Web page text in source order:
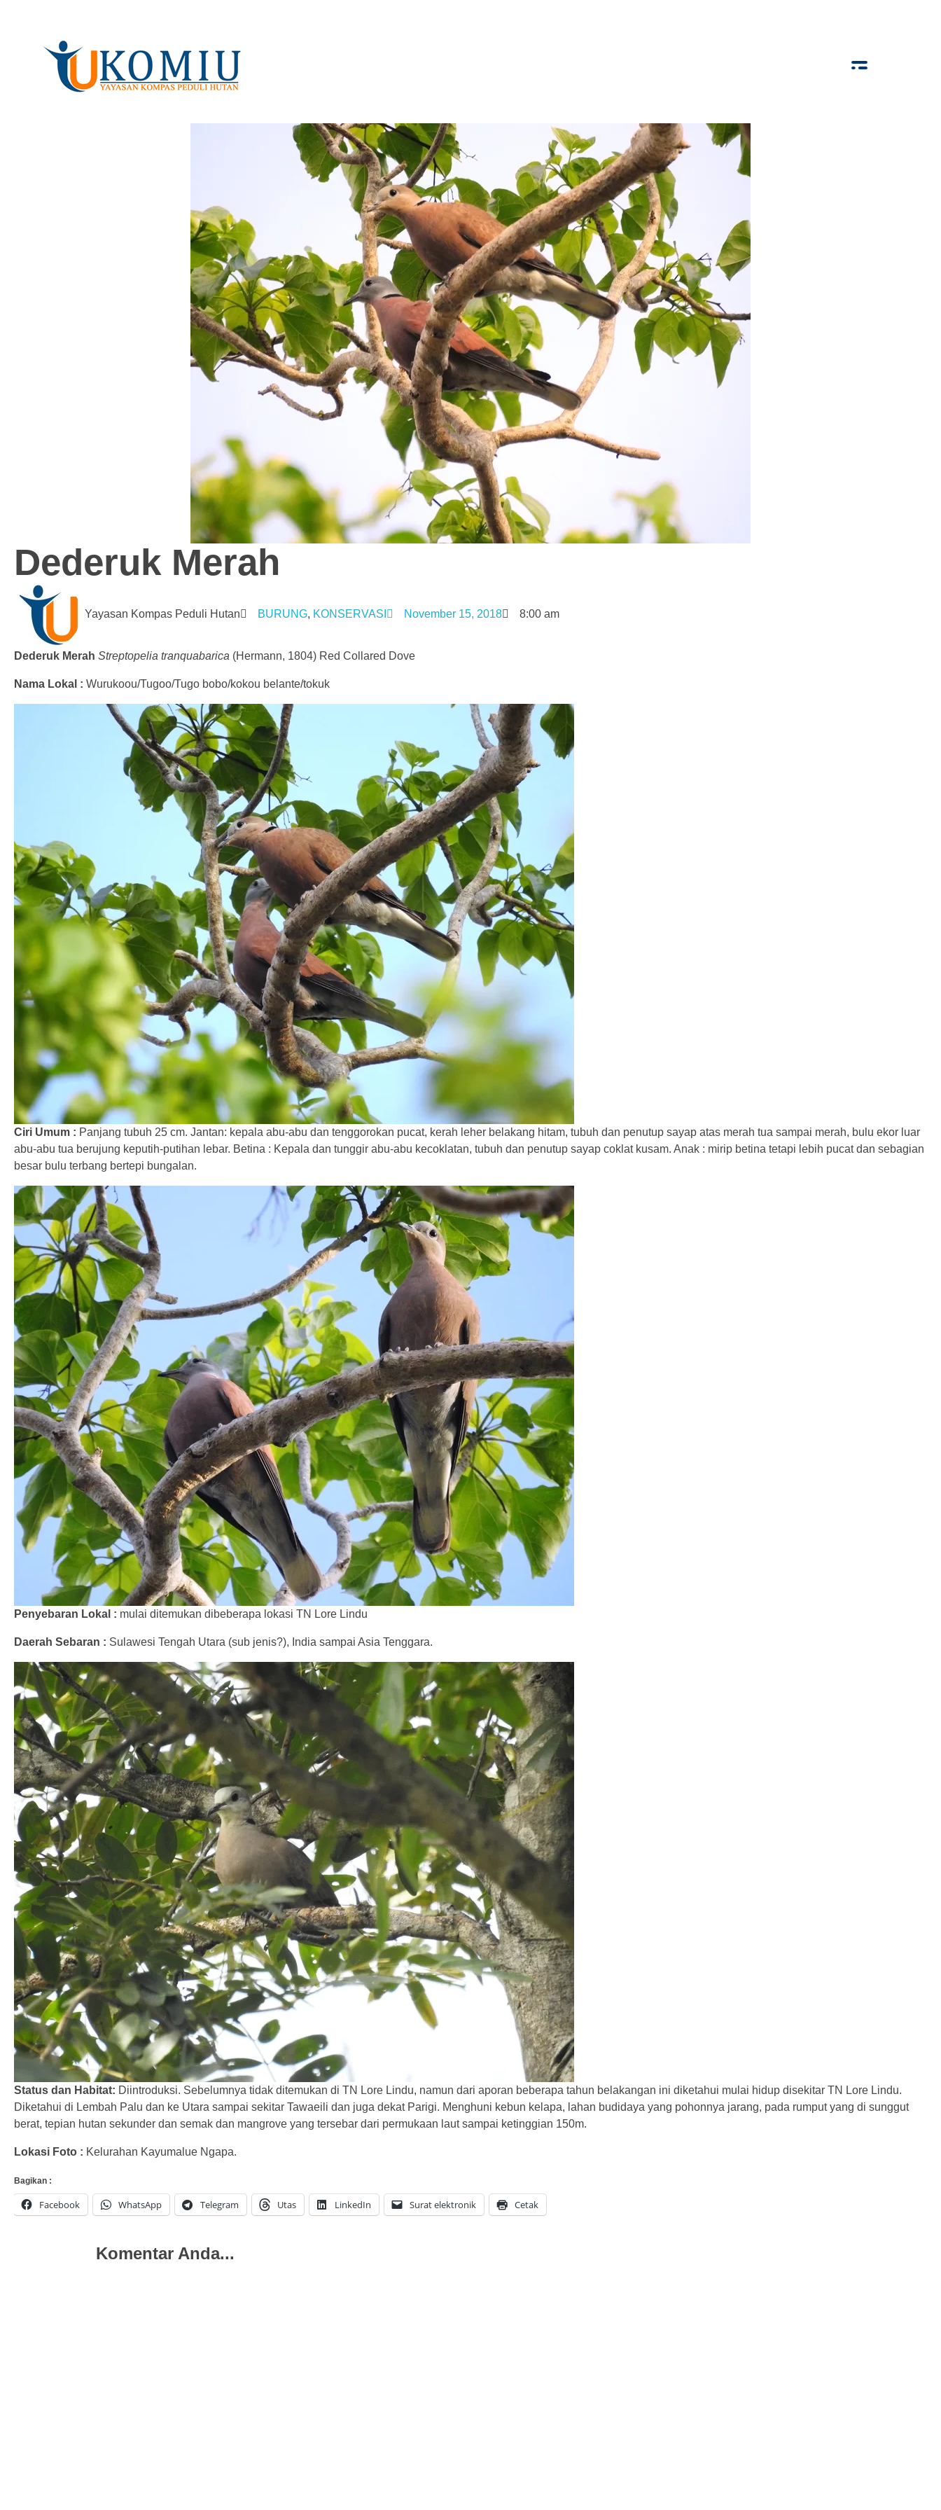
Dederuk Merah
Yayasan Kompas Peduli Hutan BURUNG, KONSERVASI November 15, 2018 8:00 am
Dederuk Merah Streptopelia tranquabarica (Hermann, 1804) Red Collared Dove
Nama Lokal : Wurukoou/Tugoo/Tugo bobo/kokou belante/tokuk
Ciri Umum : Panjang tubuh 25 cm. Jantan: kepala abu-abu dan tenggorokan pucat, kerah leher belakang hitam, tubuh dan penutup sayap atas merah tua sampai merah, bulu ekor luar
abu-abu tua berujung keputih-putihan lebar. Betina : Kepala dan tunggir abu-abu kecoklatan, tubuh dan penutup sayap coklat kusam. Anak : mirip betina tetapi lebih pucat dan sebagian
besar bulu terbang bertepi bungalan.
Penyebaran Lokal : mulai ditemukan dibeberapa lokasi TN Lore Lindu
Daerah Sebaran : Sulawesi Tengah Utara (sub jenis?), India sampai Asia Tenggara.
Status dan Habitat: Diintroduksi. Sebelumnya tidak ditemukan di TN Lore Lindu, namun dari aporan beberapa tahun belakangan ini diketahui mulai hidup disekitar TN Lore Lindu.
Diketahui di Lembah Palu dan ke Utara sampai sekitar Tawaeili dan juga dekat Parigi. Menghuni kebun kelapa, lahan budidaya yang pohonnya jarang, pada rumput yang di sunggut
berat, tepian hutan sekunder dan semak dan mangrove yang tersebar dari permukaan laut sampai ketinggian 150m.
Lokasi Foto : Kelurahan Kayumalue Ngapa.
Bagikan :
Facebook WhatsApp Telegram Utas LinkedIn Surat elektronik Cetak
Komentar Anda...